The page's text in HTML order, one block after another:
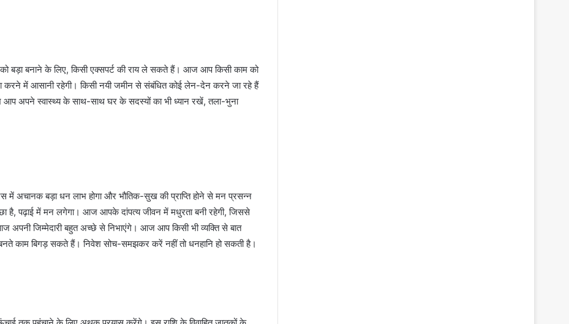
बनाने के लिए, किसी एक्सपर्ट की राय ले सकते हैं। आज आप किसी काम को
में आसानी रहेगी। किसी नयी जमीन से संबंधित कोई लेन-देन करने जा रहे हैं
स्वास्थ्य के साथ-साथ घर के सदस्यों का भी ध्यान रखें, तला-भुना
बड़ा धन लाभ होगा और भौतिक-सुख की प्राप्ति होने से मन प्रसन्न
है, पढ़ाई में मन लगेगा। आज आपके दांपत्य जीवन में मधुरता बनी रहेगी, जिससे
आज अपनी जिम्मेदारी बहुत अच्छे से निभाएंगे। आज आप किसी भी व्यक्ति से बात
काम बिगड़ सकते हैं। निवेश सोच-समझकर करें नहीं तो धनहानि हो सकती है।